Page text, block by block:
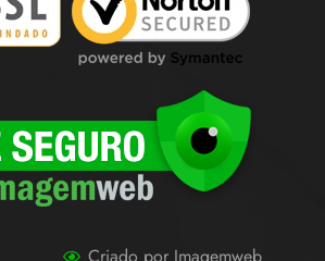
Criado por Imagemweb